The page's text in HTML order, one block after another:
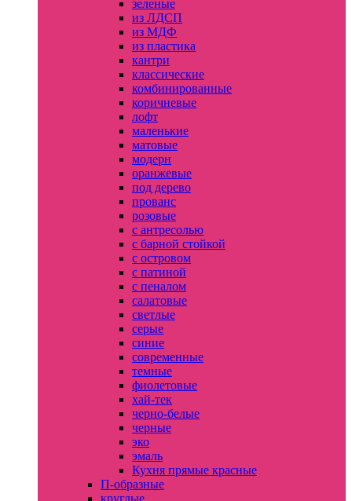
зеленые
из ЛДСП
из МДФ
из пластика
кантри
классические
комбинированные
коричневые
лофт
маленькие
матовые
модерн
оранжевые
под дерево
прованс
розовые
с антресолью
с барной стойкой
с островом
с патиной
с пеналом
салатовые
светлые
серые
синие
современные
темные
фиолетовые
хай-тек
черно-белые
черные
эко
эмаль
Кухня прямые красные
П-образные
круглые